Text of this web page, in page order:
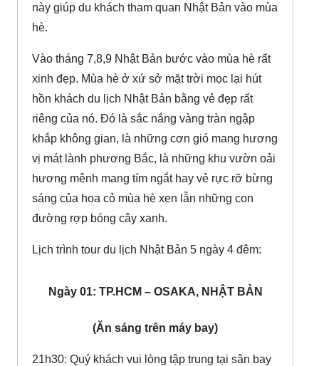
này giúp du khách tham quan Nhật Bản vào mùa
hè.
Vào tháng 7,8,9 Nhật Bản bước vào mùa hè rất
xinh đẹp. Mùa hè ở xứ sở mặt trời mọc lại hút
hồn khách du lịch Nhật Bản bằng vẻ đẹp rất
riêng của nó. Đó là sắc nắng vàng tràn ngập
khắp không gian, là những cơn gió mang hương
vị mát lành phương Bắc, là những khu vườn oải
hương mênh mang tím ngắt hay vẻ rực rỡ bừng
sáng của hoa cỏ mùa hè xen lẫn những con
đường rợp bóng cây xanh.
Lịch trình tour du lịch Nhật Bản 5 ngày 4 đêm:
Ngày 01: TP.HCM – OSAKA, NHẬT BẢN
(Ăn sáng trên máy bay)
21h30: Quý khách vui lòng tập trung tại sân bay